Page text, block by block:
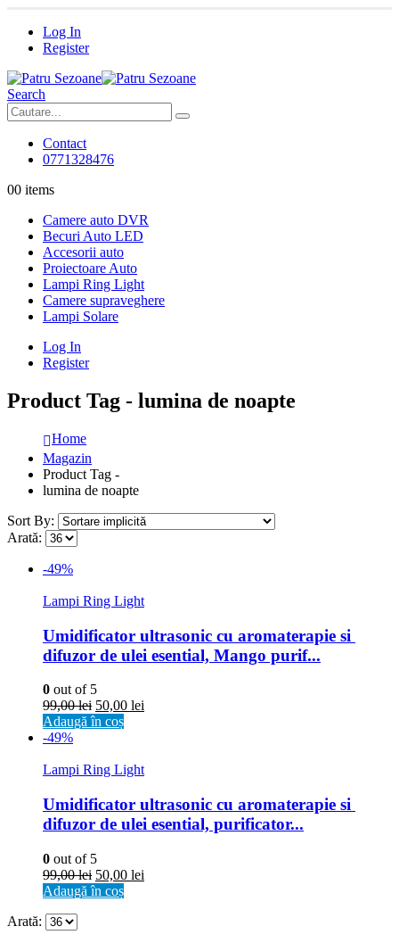
Log In
Register
Search
Contact
0771328476
00 items
Camere auto DVR
Becuri Auto LED
Accesorii auto
Proiectoare Auto
Lampi Ring Light
Camere supraveghere
Lampi Solare
Log In
Register
Product Tag - lumina de noapte
Home
Magazin
Product Tag -
lumina de noapte
Sort By:
Arată:
-49%
Lampi Ring Light
Umidificator ultrasonic cu aromaterapie si
difuzor de ulei esential, Mango purif...
0 out of 5
99,00lei 50,00 lei
Adaugă în coș
-49%
Lampi Ring Light
Umidificator ultrasonic cu aromaterapie si
difuzor de ulei esential, purificator...
0 out of 5
99,00lei 50,00 lei
Adaugă în coș
Arată: